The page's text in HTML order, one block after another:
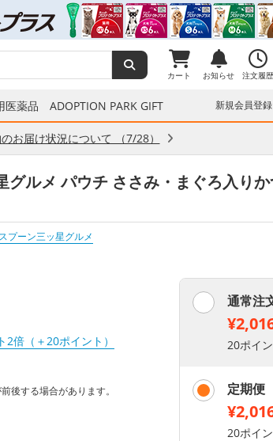
カート お知らせ 注文履歴
医薬品 ADOPTION PARK GIFT 新規会員登録
お届け状況について （7/28）
グルメ パウチ ささみ・まぐろ入り
プーン三ッ星グルメ
倍（＋20ポイント）
後する場合があります。
通常注
20ポイ
定期便
20ポイ